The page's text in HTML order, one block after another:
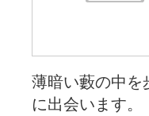
薄暗い藪の中を
に出会います。